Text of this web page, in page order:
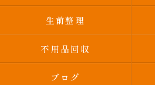
生前整理
不用品回収
ブログ